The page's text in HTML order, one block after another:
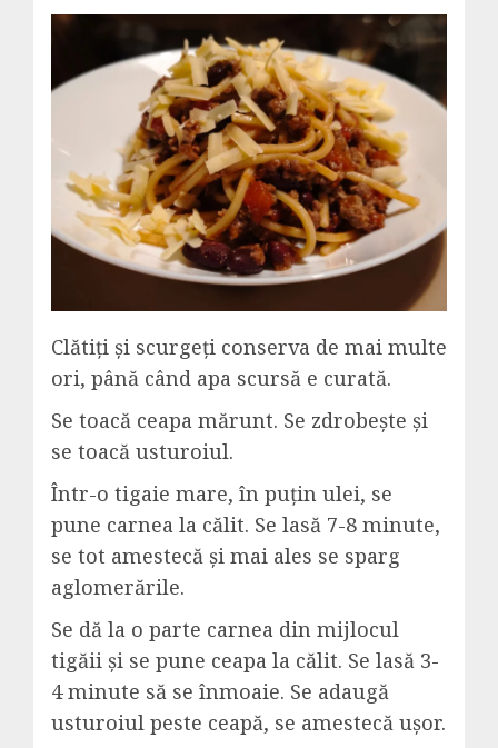
Clătiți și scurgeți conserva de mai multe
ori, până când apa scursă e curată.
Se toacă ceapa mărunt. Se zdrobește și
se toacă usturoiul.
Într-o tigaie mare, în puțin ulei, se
pune carnea la călit. Se lasă 7-8 minute,
se tot amestecă și mai ales se sparg
aglomerările.
Se dă la o parte carnea din mijlocul
tigăii și se pune ceapa la călit. Se lasă 3-
4 minute să se înmoaie. Se adaugă
usturoiul peste ceapă, se amestecă ușor.